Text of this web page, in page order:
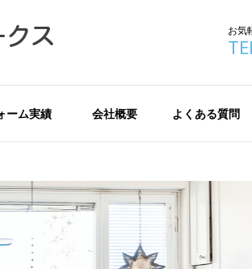
お気
ーム実績 会社概要 よくある質問